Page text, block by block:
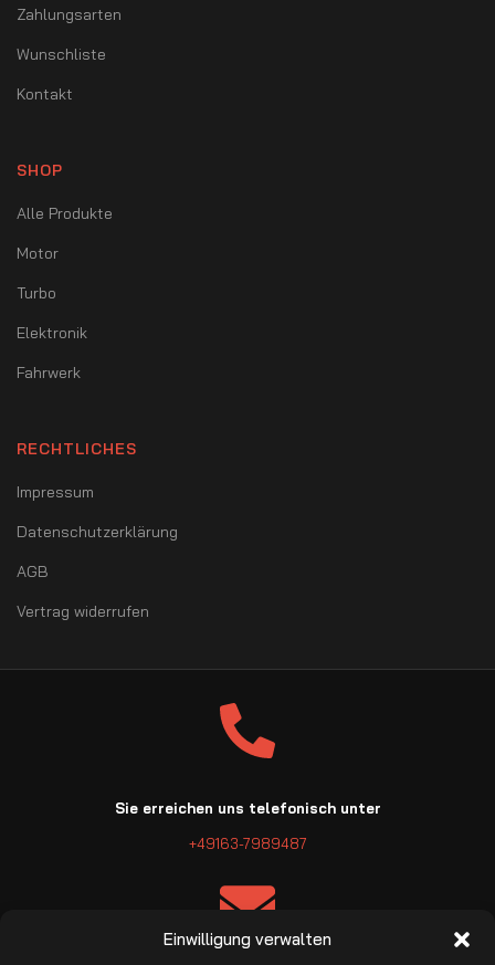
Einwilligung verwalten
Zahlungsarten
Wunschliste
Kontakt
SHOP
Alle Produkte
Motor
Turbo
Elektronik
Fahrwerk
RECHTLICHES
Impressum
Datenschutzerklärung
AGB
Vertrag widerrufen
Sie erreichen uns telefonisch unter
+49163-7989487